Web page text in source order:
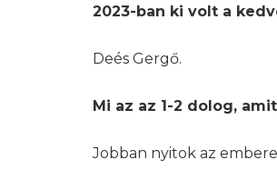
2023-ban ki volt a
Deés Gergő.
Mi az az 1-2 dolog,
Jobban nyitok az